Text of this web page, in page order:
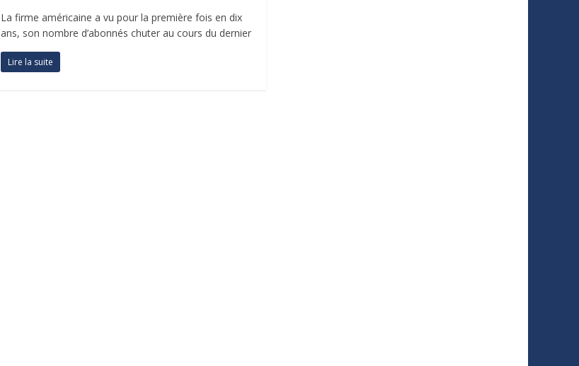
La firme américaine a vu pour la première fois en dix
ans, son nombre d’abonnés chuter au cours du dernier
Lire la suite